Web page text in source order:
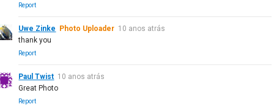
Report
Uwe Zinke Photo Uploader 10 anos atrás
thank you
Report
Paul Twist 10 anos atrás
Great Photo
Report